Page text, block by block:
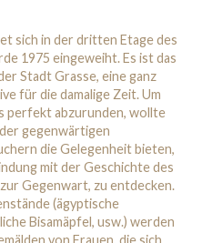
sich in der dritten Etage des
1975 eingeweiht. Es ist das
Stadt Grasse, eine ganz
für die damalige Zeit. Um
perfekt abzurunden, wollte
gegenwärtigen
die Gelegenheit bieten,
mit der Geschichte des
Gegenwart, zu entdecken.
(ägyptische
Bisamäpfel, usw.) werden
von Frauen, die sich